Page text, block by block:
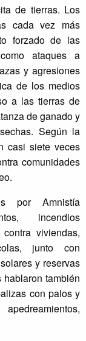
de tierras. Los
cada vez más
forzado de las
ataques a
y agresiones
de los medios
a las tierras de
de ganado y
Según la
casi siete veces
comunidades
por Amnistía
incendios
viviendas,
junto con
y reservas
también
con palos y